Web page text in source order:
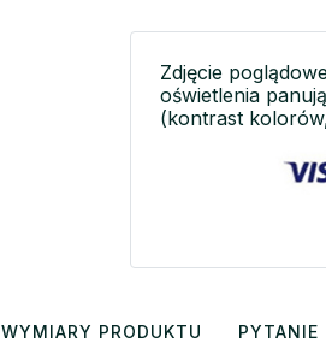
Zdjęcie
oświetlenia
(kontrast
WYMIARY PRODUKTU PYTANIE